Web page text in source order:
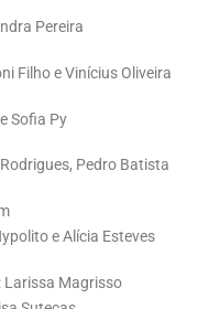
Pereira
Filho e Vinícius Oliveira
Sofia Py
Pedro Batista
e Alícia Esteves
Larissa Magrisso